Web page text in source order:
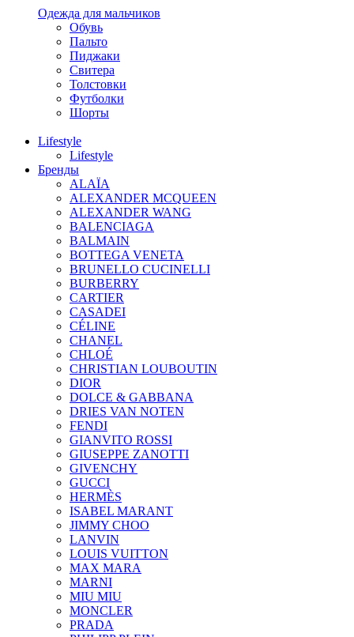
Одежда для мальчиков
Обувь
Пальто
Пиджаки
Свитера
Толстовки
Футболки
Шорты
Lifestyle
Lifestyle
Бренды
ALAÏA
ALEXANDER MCQUEEN
ALEXANDER WANG
BALENCIAGA
BALMAIN
BOTTEGA VENETA
BRUNELLO CUCINELLI
BURBERRY
CARTIER
CASADEI
CÉLINE
CHANEL
CHLOÉ
CHRISTIAN LOUBOUTIN
DIOR
DOLCE & GABBANA
DRIES VAN NOTEN
FENDI
GIANVITO ROSSI
GIUSEPPE ZANOTTI
GIVENCHY
GUCCI
HERMÈS
ISABEL MARANT
JIMMY CHOO
LANVIN
LOUIS VUITTON
MAX MARA
MARNI
MIU MIU
MONCLER
PRADA